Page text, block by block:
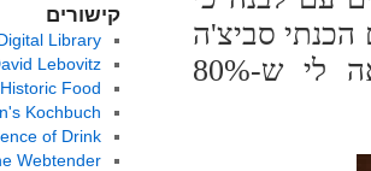
הכנתי סביצ'ה
עם ירקות סלט וקרם פרש. לקח ישן 2: נראה לי ש-80%
קישורים
Library
Lebovitz
Historic Food
Kochbuch
of Drink
Webtender